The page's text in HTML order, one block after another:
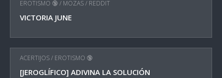
EROTISMO 🔞/ MOZAS/ REDDIT
VICTORIA JUNE
ACERTIJOS/ EROTISMO 🔞
[JEROGLÍFICO] ADIVINA LA SOLUCIÓN